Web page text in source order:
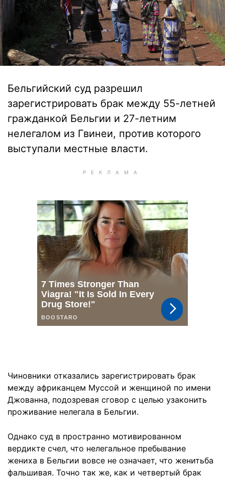
Бельгийский суд разрешил
зарегистрировать брак между 55-летней
гражданкой Бельгии и 27-летним
нелегалом из Гвинеи, против которого
выступали местные власти.
Чиновники отказались зарегистрировать брак
между африканцем Муссой и женщиной по имени
Джованна, подозревая сговор с целью узаконить
проживание нелегала в Бельгии.
Однако суд в пространно мотивированном
вердикте счел, что нелегальное пребывание
жениха в Бельгии вовсе не означает, что женитьба
фальшивая. Точно так же, как и четвертый брак